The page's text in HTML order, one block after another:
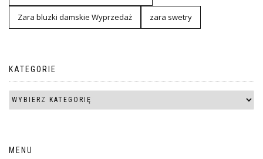
Zara bluzki damskie Wyprzedaż zara swetry
KATEGORIE
MENU